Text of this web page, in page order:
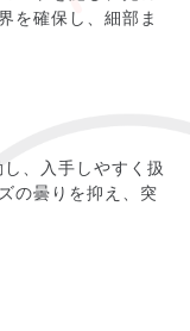
を確保し、細部ま
、入手しやすく扱
の曇りを抑え、突